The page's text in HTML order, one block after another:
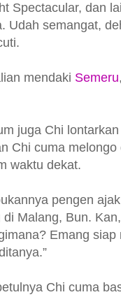
Spectacular, dan
Udah semangat,
mendaki Semeru
juga Chi
Chi cuma
waktu dekat.
pengen
di Malang, Bun.
Emang siap
Chi cuma